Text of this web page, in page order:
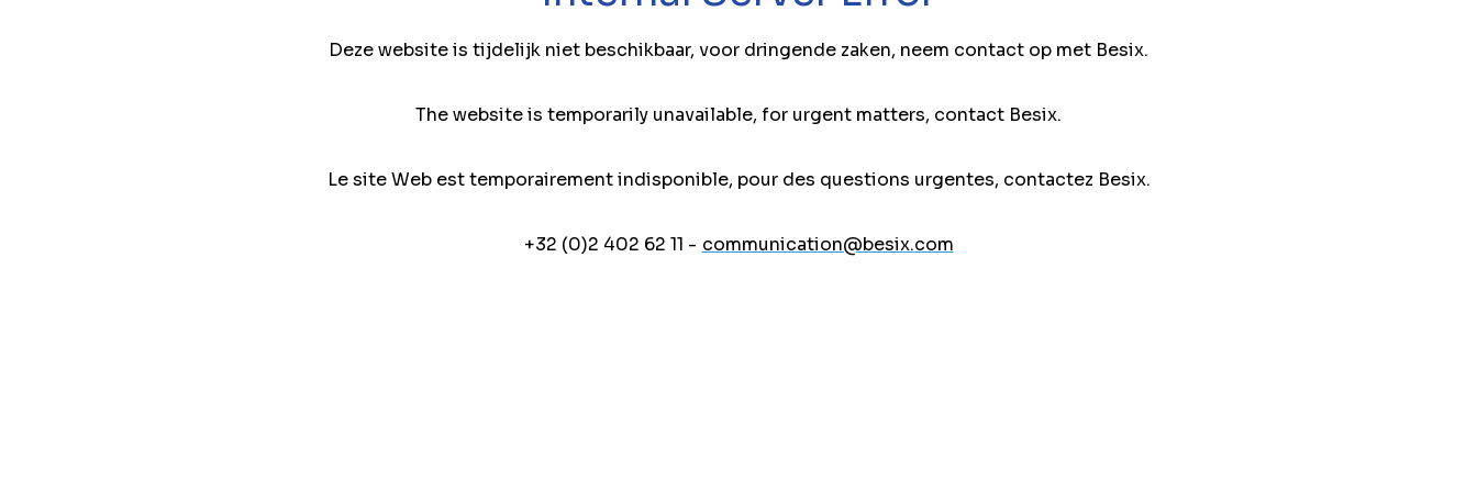
Deze website is tijdelijk niet beschikbaar, voor dringende zaken, neem contact op met Besix.
The website is temporarily unavailable, for urgent matters, contact Besix.
Le site Web est temporairement indisponible, pour des questions urgentes, contactez Besix.
+32 (0)2 402 62 11 - communication@besix.com